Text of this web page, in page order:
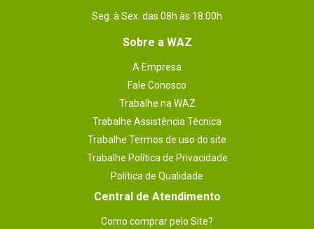
Seg. à Sex. das 08h às 18:00h
Sobre a WAZ
A Empresa
Fale Conosco
Trabalhe na WAZ
Trabalhe Assistência Técnica
Trabalhe Termos de uso do site
Trabalhe Política de Privacidade
Política de Qualidade
Central de Atendimento
Como comprar pelo Site?